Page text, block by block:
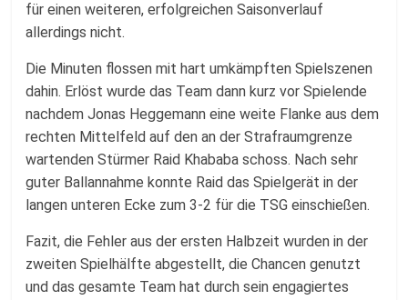
für einen weiteren, erfolgreichen Saisonverlauf
allerdings nicht.
Die Minuten flossen mit hart umkämpften Spielszenen
dahin. Erlöst wurde das Team dann kurz vor Spielende
nachdem Jonas Heggemann eine weite Flanke aus dem
rechten Mittelfeld auf den an der Strafraumgrenze
wartenden Stürmer Raid Khababa schoss. Nach sehr
guter Ballannahme konnte Raid das Spielgerät in der
langen unteren Ecke zum 3-2 für die TSG einschießen.
Fazit, die Fehler aus der ersten Halbzeit wurden in der
zweiten Spielhälfte abgestellt, die Chancen genutzt
und das gesamte Team hat durch sein engagiertes